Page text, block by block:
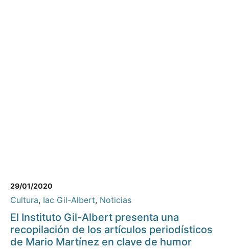
29/01/2020
Cultura, Iac Gil-Albert, Noticias
El Instituto Gil-Albert presenta una
recopilación de los artículos periodísticos
de Mario Martínez en clave de humor